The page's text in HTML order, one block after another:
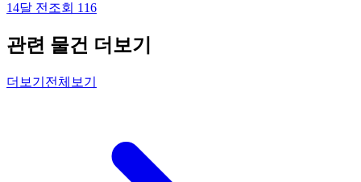
14달 전 조회 116
관련 물건 더보기
더보기 전체보기